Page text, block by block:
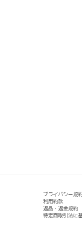
プライバシー規
利用約款
返品・返金規約
特定商取引法に